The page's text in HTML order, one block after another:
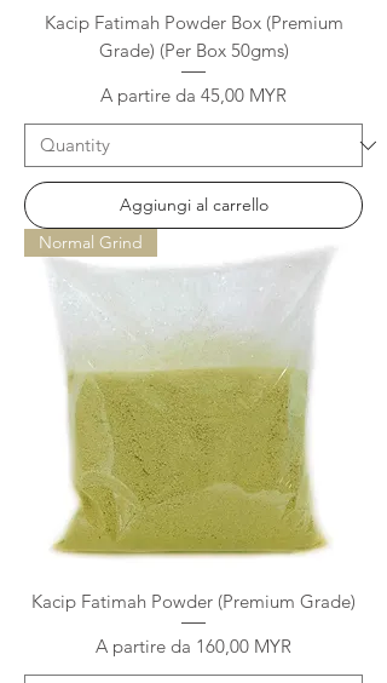
Kacip Fatimah Powder Box (Premium
Grade) (Per Box 50gms)
A partire da 45,00 MYR
Prezzo scontato
Aggiungi al carrello
Normal Grind
Kacip Fatimah Powder (Premium Grade)
A partire da 160,00 MYR
Prezzo scontato